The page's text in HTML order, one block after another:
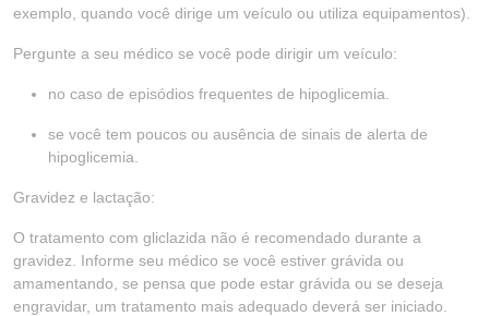
exemplo, quando você dirige um veículo ou utiliza equipamentos).
Pergunte a seu médico se você pode dirigir um veículo:
no caso de episódios frequentes de hipoglicemia.
se você tem poucos ou ausência de sinais de alerta de
hipoglicemia.
Gravidez e lactação:
O tratamento com gliclazida não é recomendado durante a
gravidez. Informe seu médico se você estiver grávida ou
amamentando, se pensa que pode estar grávida ou se deseja
engravidar, um tratamento mais adequado deverá ser iniciado.